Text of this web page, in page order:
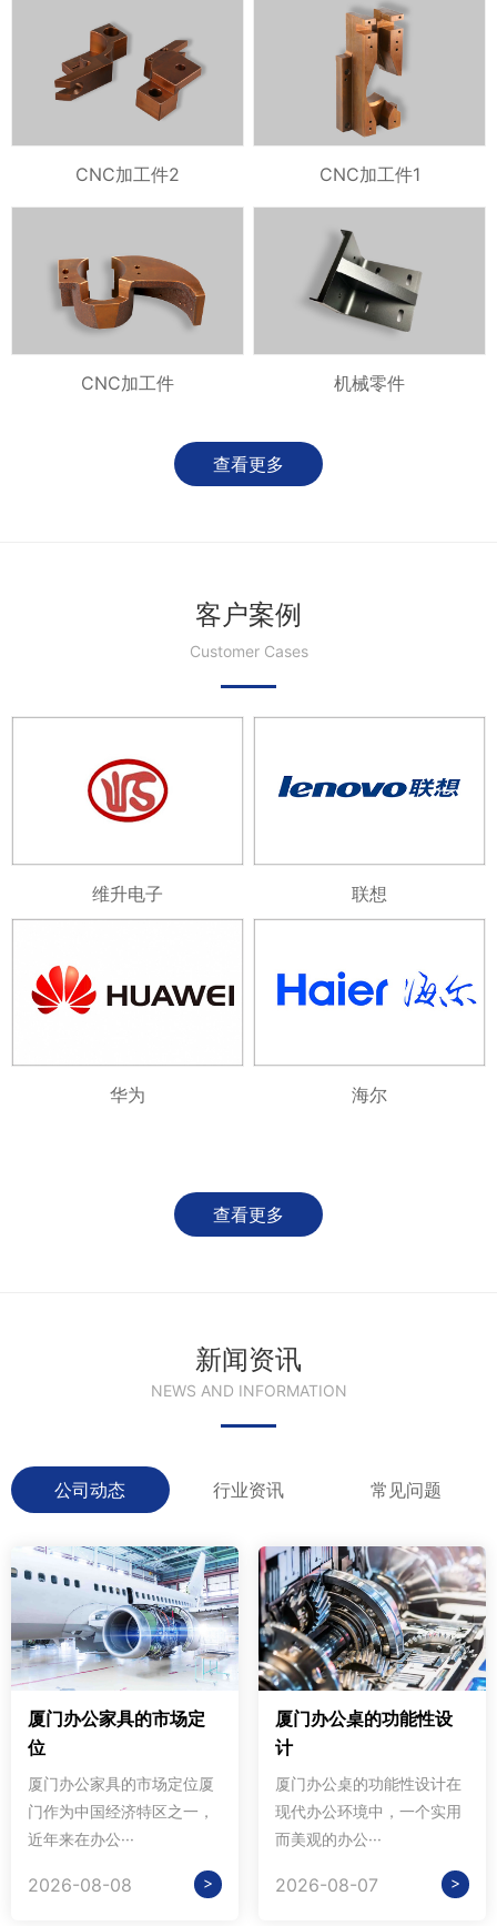
CNC加工件2 CNC加工件1
CNC加工件 机械零件
查看更多
客户案例
Customer Cases
维升电子 联想
华为 海尔
查看更多
新闻资讯
NEWS AND INFORMATION
公司动态 行业资讯 常见问题
厦门办公家具的市场定
位
厦门办公家具的市场定位厦
门作为中国经济特区之一，
近年来在办公···
2026-08-08 >
厦门办公桌的功能性设
计
厦门办公桌的功能性设计在
现代办公环境中，一个实用
而美观的办公···
2026-08-07 >